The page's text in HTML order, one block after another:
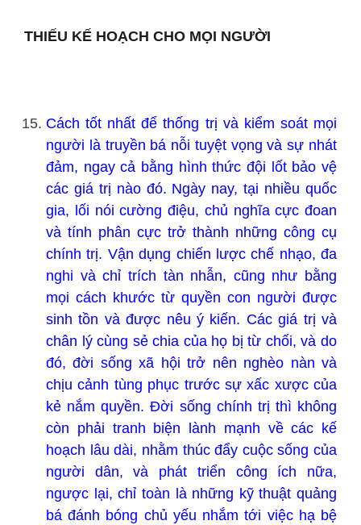
THIẾU KẾ HOẠCH CHO MỌI NGƯỜI
Cách tốt nhất để thống trị và kiểm soát mọi
người là truyền bá nỗi tuyệt vọng và sự nhát
đảm, ngay cả bằng hình thức đội lốt bảo vệ
các giá trị nào đó. Ngày nay, tại nhiều quốc
gia, lối nói cường điệu, chủ nghĩa cực đoan
và tính phân cực trở thành những công cụ
chính trị. Vận dụng chiến lược chế nhạo, đa
nghi và chỉ trích tàn nhẫn, cũng như bằng
mọi cách khước từ quyền con người được
sinh tồn và được nêu ý kiến. Các giá trị và
chân lý cùng sẻ chia của họ bị từ chối, và do
đó, đời sống xã hội trở nên nghèo nàn và
chịu cảnh tùng phục trước sự xấc xược của
kẻ nắm quyền. Đời sống chính trị thì không
còn phải tranh biện lành mạnh về các kế
hoạch lâu dài, nhằm thúc đẩy cuộc sống của
người dân, và phát triển công ích nữa,
ngược lại, chỉ toàn là những kỹ thuật quảng
bá đánh bóng chủ yếu nhắm tới việc hạ bệ